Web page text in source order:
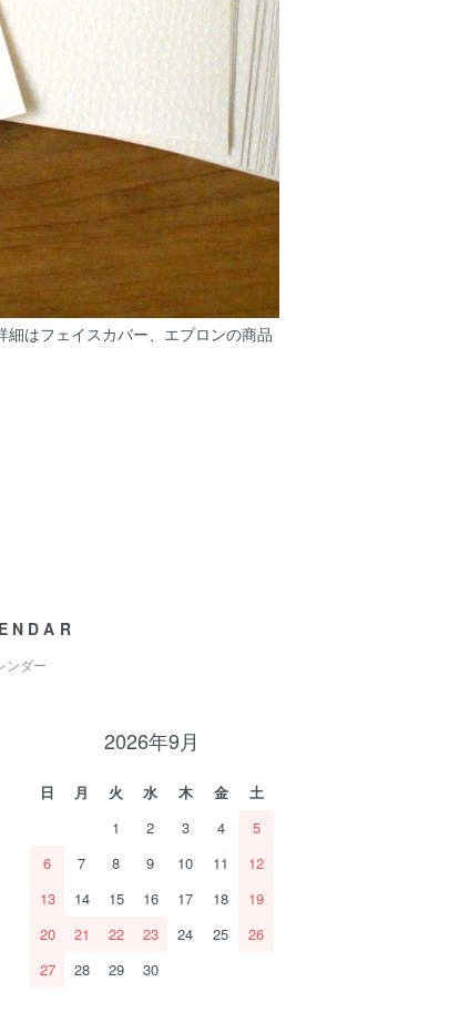
はフェイスカバー、エプロンの商品
ンダー
2026年9月
日 月 火 水 木 金
土
1
2 3 4
5
6
7 8 9 10 11
12
13
14 15 16 17 18
19
20
21 22 23 24 25
26
27
28 29 30